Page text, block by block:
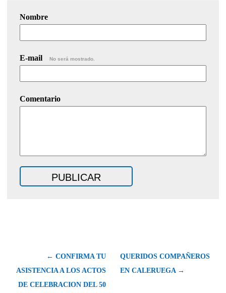
Nombre
E-mail No será mostrado.
Comentario
← CONFIRMA TU
ASISTENCIA A LOS ACTOS
DE CELEBRACION DEL 50
QUERIDOS COMPAÑEROS
EN CALERUEGA →